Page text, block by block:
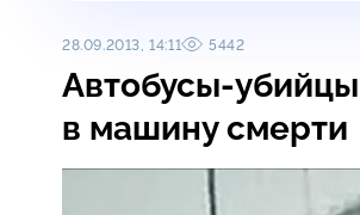
28.09.2013, 14:11 5442
Автобусы-убийцы
в машину смерти